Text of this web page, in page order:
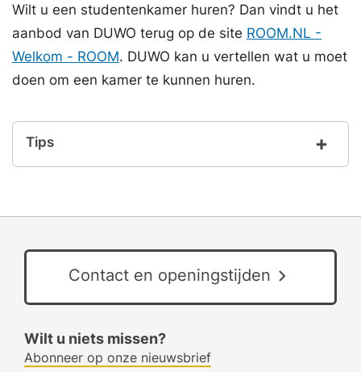
Wilt u een studentenkamer huren? Dan vindt u het
aanbod van DUWO terug op de site ROOM.NL -
Welkom - ROOM. DUWO kan u vertellen wat u moet
doen om een kamer te kunnen huren.
Tips
Contact en openingstijden
Wilt u niets missen?
Abonneer op onze nieuwsbrief